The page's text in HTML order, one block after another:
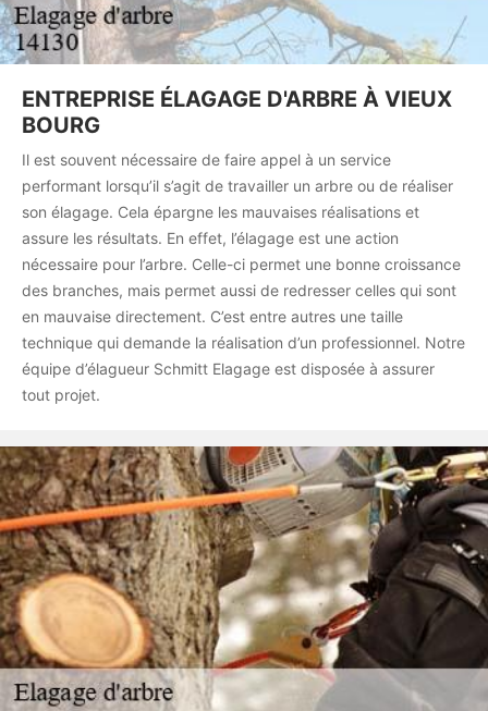
ENTREPRISE ÉLAGAGE D'ARBRE À VIEUX
BOURG
Il est souvent nécessaire de faire appel à un service
performant lorsqu’il s’agit de travailler un arbre ou de réaliser
son élagage. Cela épargne les mauvaises réalisations et
assure les résultats. En effet, l’élagage est une action
nécessaire pour l’arbre. Celle-ci permet une bonne croissance
des branches, mais permet aussi de redresser celles qui sont
en mauvaise directement. C’est entre autres une taille
technique qui demande la réalisation d’un professionnel. Notre
équipe d’élagueur Schmitt Elagage est disposée à assurer
tout projet.